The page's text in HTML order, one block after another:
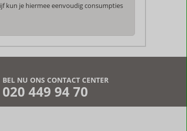
kun je hiermee eenvoudig consumpties
BEL NU ONS CONTACT CENTER
020 449 94 70